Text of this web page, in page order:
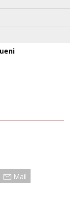
Mail